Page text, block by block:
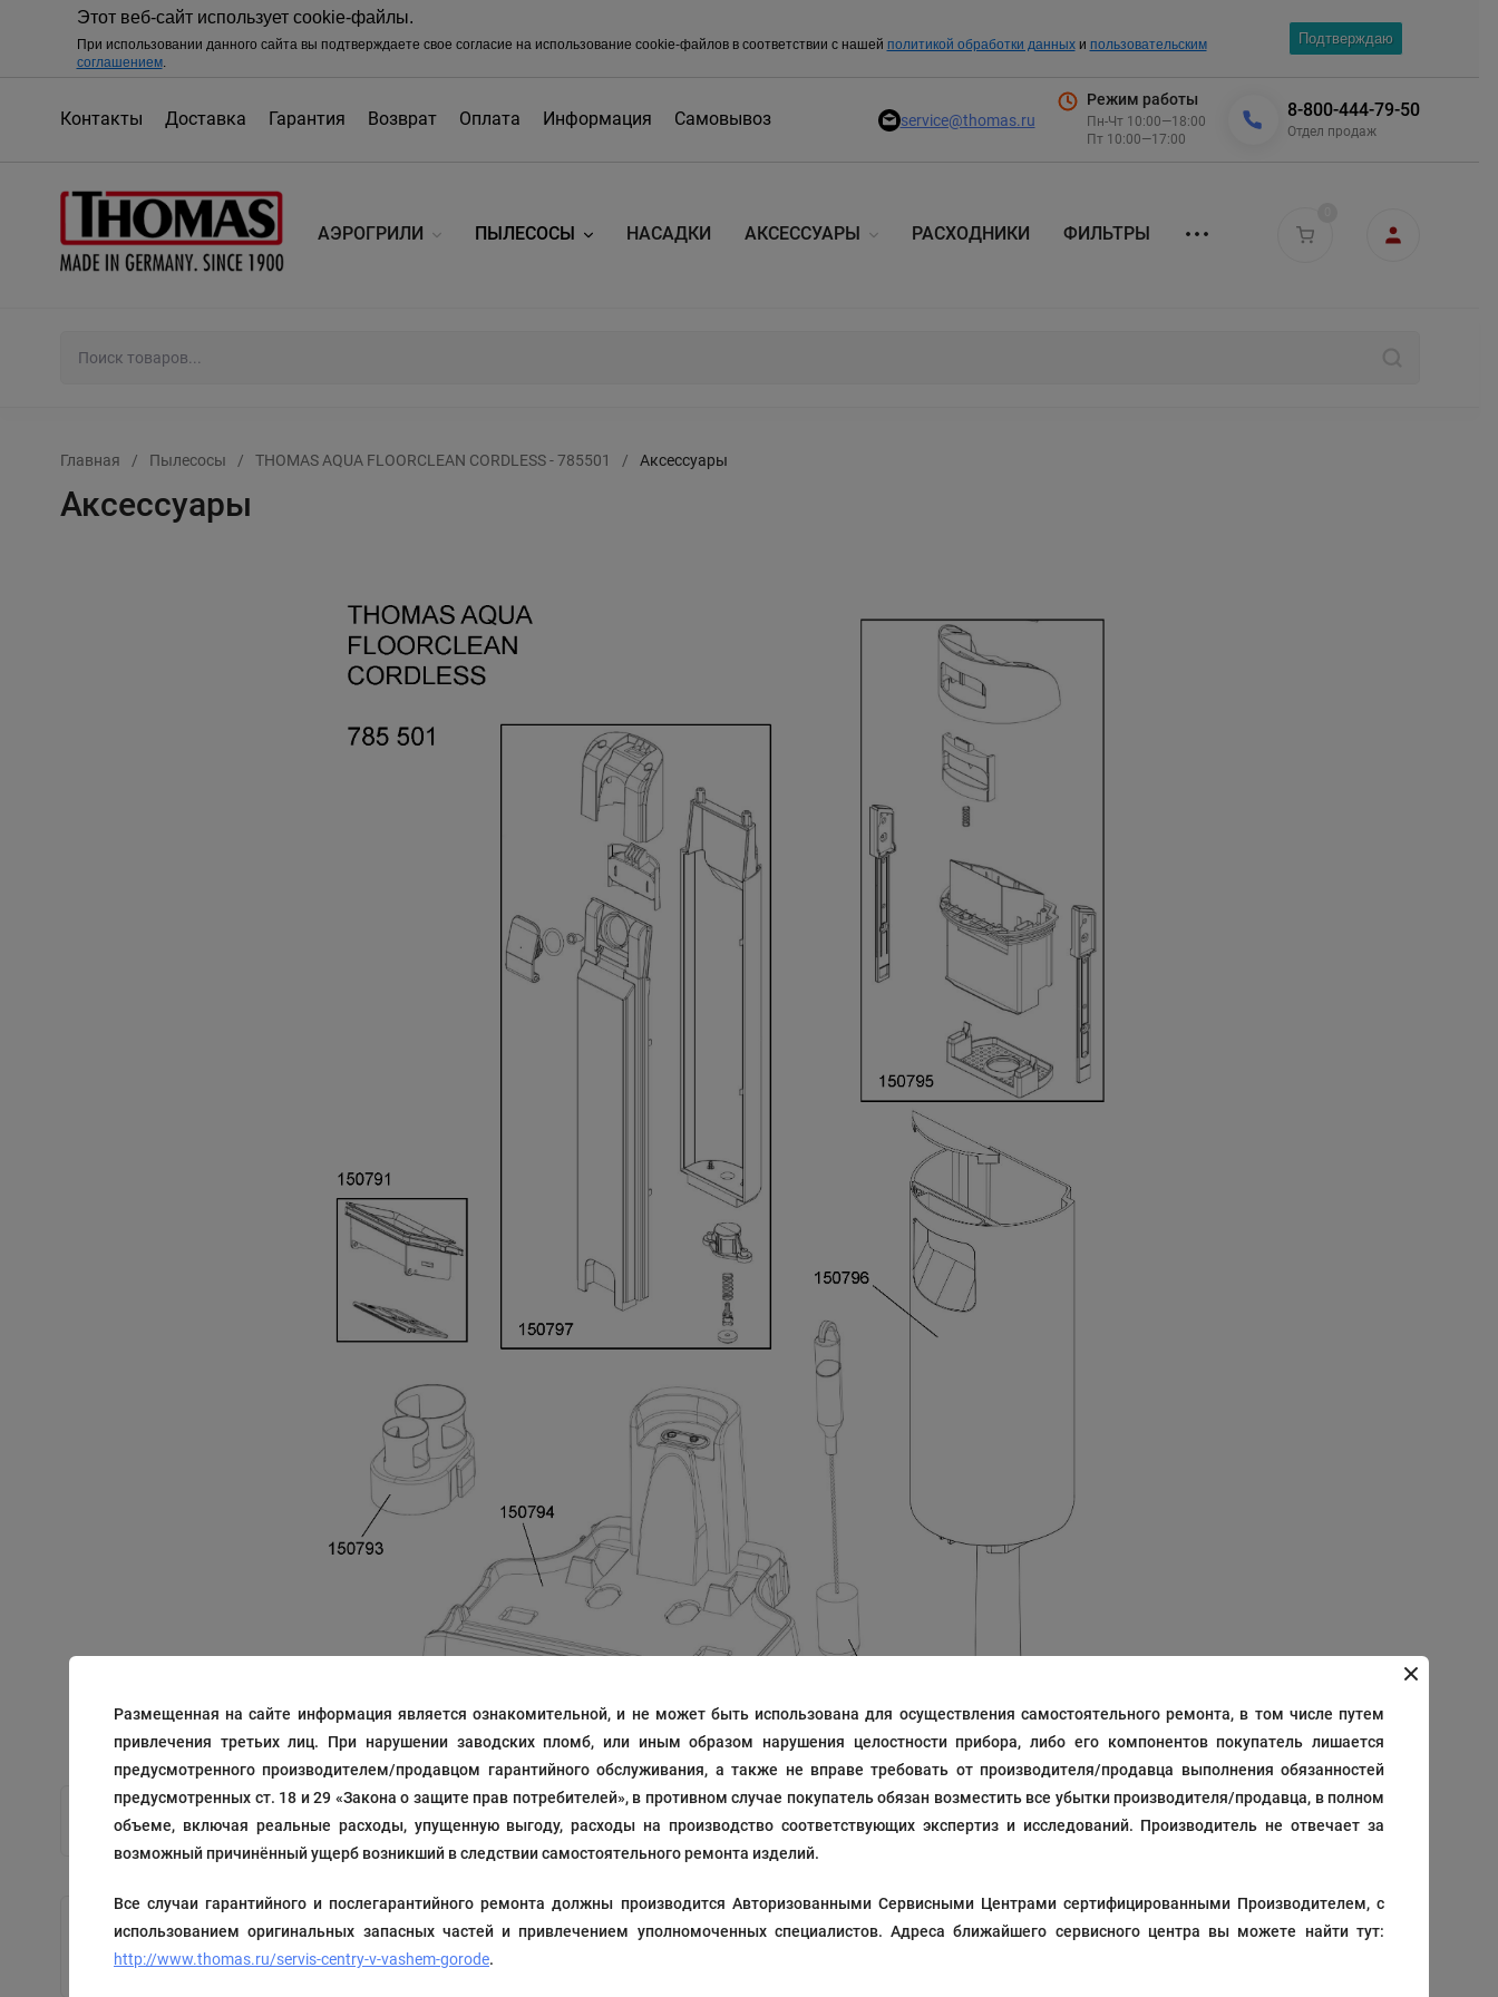
Размещенная на сайте информация является ознакомительной, и не может быть использована для осуществления самостоятельного ремонта, в том числе путем
привлечения третьих лиц. При нарушении заводских пломб, или иным образом нарушения целостности прибора, либо его компонентов покупатель лишается
предусмотренного производителем/продавцом гарантийного обслуживания, а также не вправе требовать от производителя/продавца выполнения обязанностей
предусмотренных ст. 18 и 29 «Закона о защите прав потребителей», в противном случае покупатель обязан возместить все убытки производителя/продавца, в полном
объеме, включая реальные расходы, упущенную выгоду, расходы на производство соответствующих экспертиз и исследований. Производитель не отвечает за
возможный причинённый ущерб возникший в следствии самостоятельного ремонта изделий.
Все случаи гарантийного и послегарантийного ремонта должны производится Авторизованными Сервисными Центрами сертифицированными Производителем, с
использованием оригинальных запасных частей и привлечением уполномоченных специалистов. Адреса ближайшего сервисного центра вы можете найти тут:
http://www.thomas.ru/servis-centry-v-vashem-gorode.
Этот веб-сайт использует cookie-файлы.
При использовании данного сайта вы подтверждаете свое согласие на использование cookie-файлов в соответствии с нашей политикой обработки данныхи пользовательским
соглашением.
Подтверждаю
Контакты Доставка Гарантия Возврат Оплата Информация Самовывоз service@thomas.ru
Режим работы
Пн-Чт 10:00—18:00
Пт 10:00—17:00
8-800-444-79-50
Отдел продаж
АЭРОГРИЛИ ПЫЛЕСОСЫ НАСАДКИ АКСЕССУАРЫ РАСХОДНИКИ ФИЛЬТРЫ
Главная / Пылесосы / THOMAS AQUA FLOORCLEAN CORDLESS - 785501 / Аксессуары
Аксессуары
12 / 24 / 36 / 48 Название
Держатель
Код: 150793